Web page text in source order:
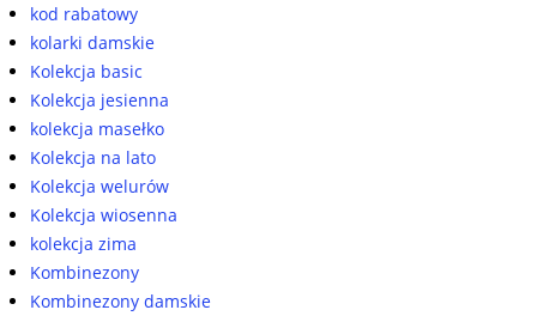
kod rabatowy
kolarki damskie
Kolekcja basic
Kolekcja jesienna
kolekcja masełko
Kolekcja na lato
Kolekcja welurów
Kolekcja wiosenna
kolekcja zima
Kombinezony
Kombinezony damskie